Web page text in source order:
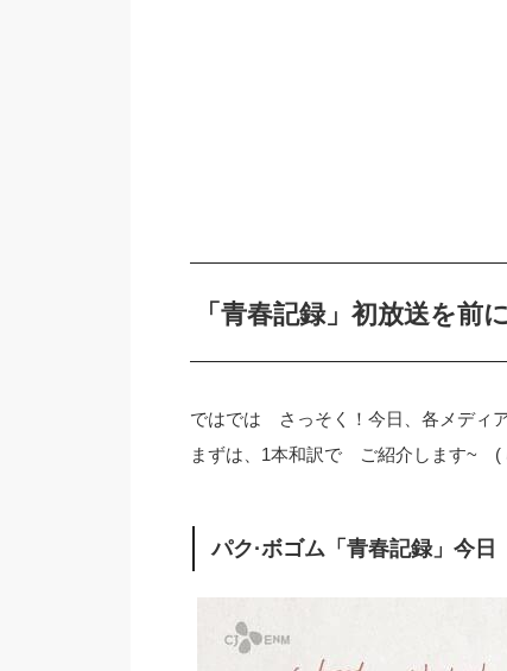
「青春記録」初放送を
ではでは さっそく！今日、各メディ
まずは、1本和訳で ご紹介します~ (
パク·ボゴム「青春記録」今